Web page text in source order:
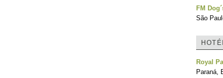
FM
São
Royal
Paraná,